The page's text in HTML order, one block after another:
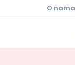
O nama